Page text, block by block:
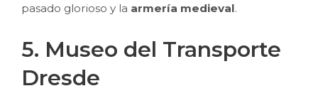
pasado glorioso y la armería medieval.
5. Museo del Transporte
Dresde